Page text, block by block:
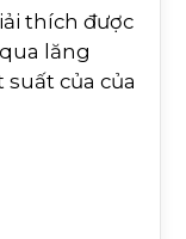
thích được
lăng
của của